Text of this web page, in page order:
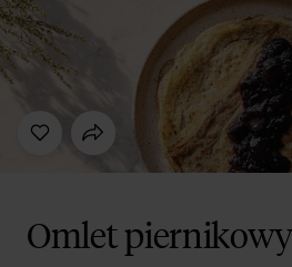
Omlet piernikowy